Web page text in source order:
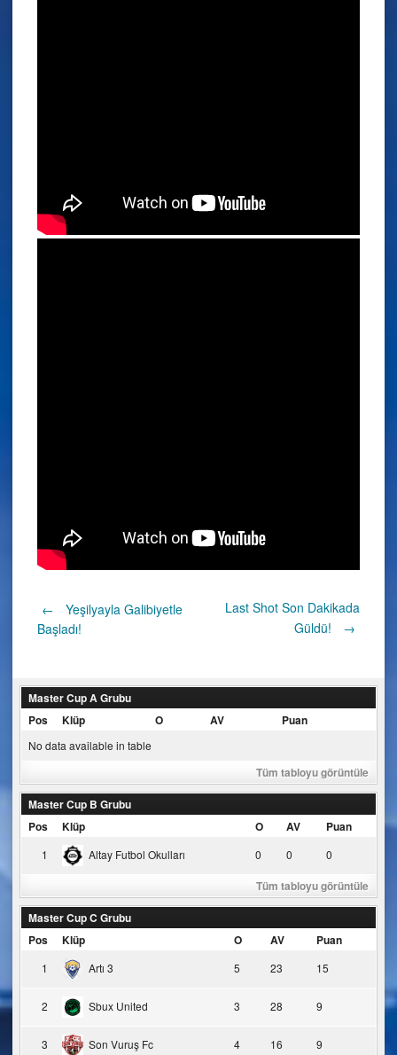
Post
←
Yeşilyayla Galibiyetle
Başladı!
Last Shot Son Dakikada
Güldü!
→
Master Cup A Grubu
Pos
Klüp O AV Puan
No data available in table
Tüm tabloyu görüntüle
Master Cup B Grubu
Pos
Klüp O AV Puan
1 Altay Futbol Okulları 0 0 0
Tüm tabloyu görüntüle
Master Cup C Grubu
Pos
Klüp O AV Puan
1 Artı 3 5 23 15
2 Sbux United 3 28 9
3 Son Vuruş Fc 4 16 9